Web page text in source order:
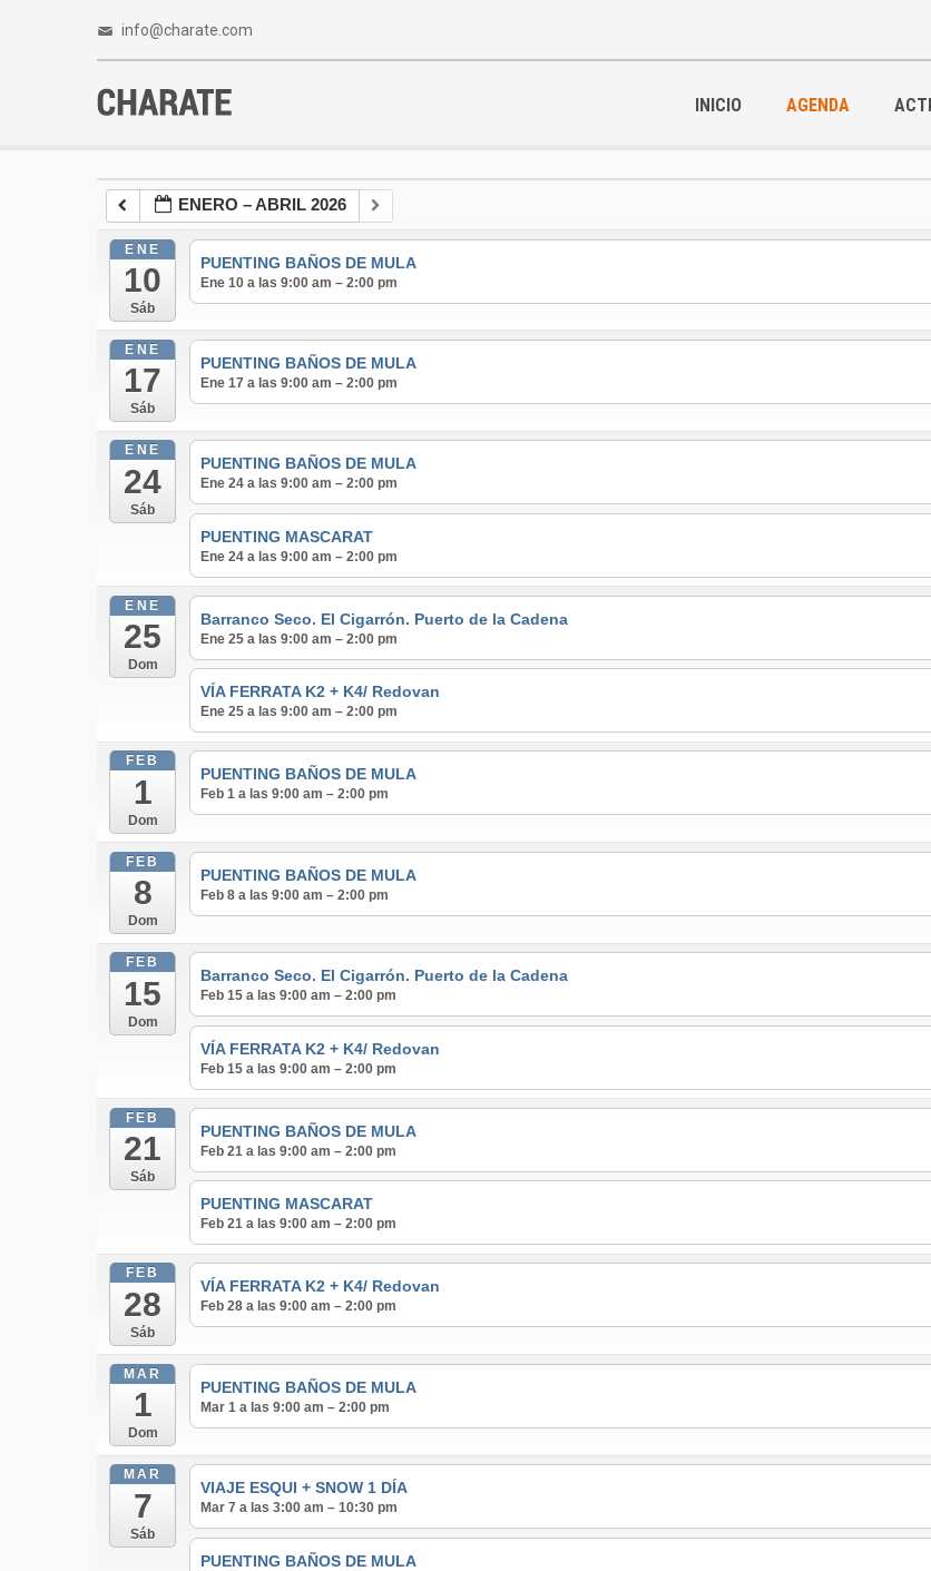
info@charate.com
INICIO AGENDA
ENERO – ABRIL 2026
ENE
10
Sáb
PUENTING BAÑOS DE MULA
Ene 10 a las 9:00 am – 2:00 pm
ENE
17
Sáb
PUENTING BAÑOS DE MULA
Ene 17 a las 9:00 am – 2:00 pm
ENE
24
Sáb
PUENTING BAÑOS DE MULA
Ene 24 a las 9:00 am – 2:00 pm
PUENTING MASCARAT
Ene 24 a las 9:00 am – 2:00 pm
ENE
25
Dom
Barranco Seco. El Cigarrón. Puerto de la Cadena
Ene 25 a las 9:00 am – 2:00 pm
VÍA FERRATA K2 + K4/ Redovan
Ene 25 a las 9:00 am – 2:00 pm
FEB
1
Dom
PUENTING BAÑOS DE MULA
Feb 1 a las 9:00 am – 2:00 pm
FEB
8
Dom
PUENTING BAÑOS DE MULA
Feb 8 a las 9:00 am – 2:00 pm
FEB
15
Dom
Barranco Seco. El Cigarrón. Puerto de la Cadena
Feb 15 a las 9:00 am – 2:00 pm
VÍA FERRATA K2 + K4/ Redovan
Feb 15 a las 9:00 am – 2:00 pm
FEB
21
Sáb
PUENTING BAÑOS DE MULA
Feb 21 a las 9:00 am – 2:00 pm
PUENTING MASCARAT
Feb 21 a las 9:00 am – 2:00 pm
FEB
28
Sáb
VÍA FERRATA K2 + K4/ Redovan
Feb 28 a las 9:00 am – 2:00 pm
MAR
1
Dom
PUENTING BAÑOS DE MULA
Mar 1 a las 9:00 am – 2:00 pm
MAR
7
Sáb
VIAJE ESQUI + SNOW 1 DÍA
Mar 7 a las 3:00 am – 10:30 pm
PUENTING BAÑOS DE MULA